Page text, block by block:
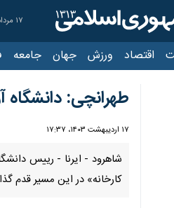
۱۷ مرداد ۱۴۰۵
اقتصاد ورزش جهان جامعه
طهرانچی: دانشگاه
۱۷ اردیبهشت ۱۴۰۳، ۱۷:۳۷
شاهرود - ایرنا - رییس
کارخانه» در این مسیر قدم